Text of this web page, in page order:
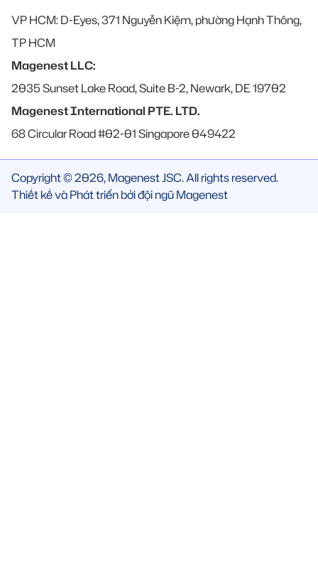
VP HCM: D-Eyes, 371 Nguyễn Kiệm, phường Hạnh Thông,
TP HCM
Magenest LLC:
2035 Sunset Lake Road, Suite B-2, Newark, DE 19702
Magenest International PTE. LTD.
68 Circular Road #02-01 Singapore 049422
Copyright © 2026, Magenest JSC. All rights reserved.
Thiết kế và Phát triển bởi đội ngũ Magenest